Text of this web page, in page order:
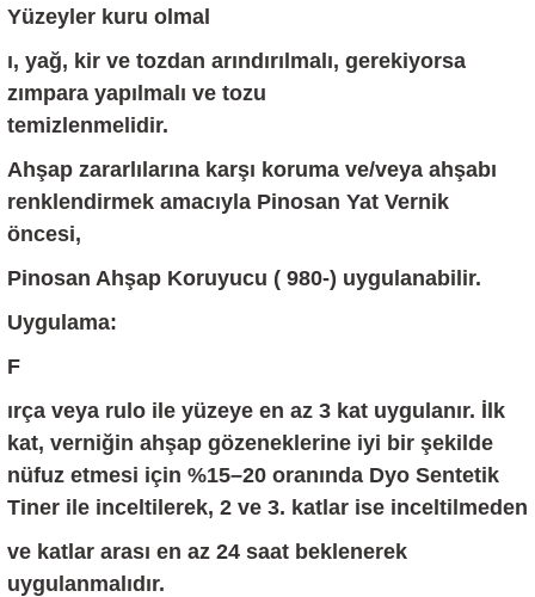
Yüzeyler kuru olmal
ı, yağ, kir ve tozdan arındırılmalı, gerekiyorsa
zımpara yapılmalı ve tozu
temizlenmelidir.
Ahşap zararlılarına karşı koruma ve/veya ahşabı
renklendirmek amacıyla Pinosan Yat Vernik
öncesi,
Pinosan Ahşap Koruyucu ( 980-) uygulanabilir.
Uygulama:
F
ırça veya rulo ile yüzeye en az 3 kat uygulanır. İlk
kat, verniğin ahşap gözeneklerine iyi bir şekilde
nüfuz etmesi için %15–20 oranında Dyo Sentetik
Tiner ile inceltilerek, 2 ve 3. katlar ise inceltilmeden
ve katlar arası en az 24 saat beklenerek
uygulanmalıdır.